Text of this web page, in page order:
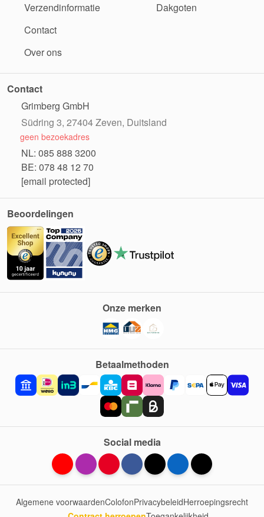
Verzendinformatie
Contact
Over ons
Dakgoten
Contact
Grimberg GmbH
Südring 3, 27404 Zeven, Duitsland
geen bezoekadres
NL: 085 888 3200
BE: 078 48 12 70
[email protected]
Beoordelingen
Betaalmethoden
Onze merken
Social media
Algemene voorwaardenColofonPrivacybeleidHerroepingsrecht